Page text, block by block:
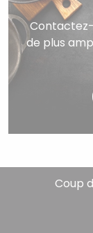
de plus
Coup